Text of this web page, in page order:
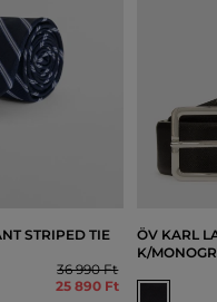
STRIPED TIE
36 990 Ft
25 890 Ft
ÖV KARL
K/